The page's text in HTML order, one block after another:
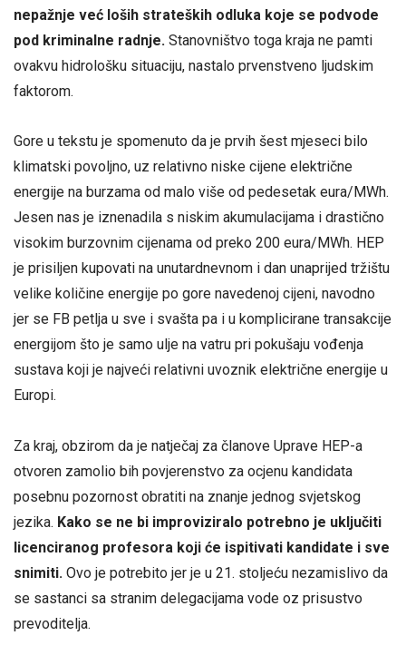
nepažnje već loših strateških odluka koje se podvode
pod kriminalne radnje. Stanovništvo toga kraja ne pamti
ovakvu hidrološku situaciju, nastalo prvenstveno ljudskim
faktorom.
Gore u tekstu je spomenuto da je prvih šest mjeseci bilo
klimatski povoljno, uz relativno niske cijene električne
energije na burzama od malo više od pedesetak eura/MWh.
Jesen nas je iznenadila s niskim akumulacijama i drastično
visokim burzovnim cijenama od preko 200 eura/MWh. HEP
je prisiljen kupovati na unutardnevnom i dan unaprijed tržištu
velike količine energije po gore navedenoj cijeni, navodno
jer se FB petlja u sve i svašta pa i u komplicirane transakcije
energijom što je samo ulje na vatru pri pokušaju vođenja
sustava koji je najveći relativni uvoznik električne energije u
Europi.
Za kraj, obzirom da je natječaj za članove Uprave HEP-a
otvoren zamolio bih povjerenstvo za ocjenu kandidata
posebnu pozornost obratiti na znanje jednog svjetskog
jezika. Kako se ne bi improviziralo potrebno je uključiti
licenciranog profesora koji će ispitivati kandidate i sve
snimiti. Ovo je potrebito jer je u 21. stoljeću nezamislivo da
se sastanci sa stranim delegacijama vode oz prisustvo
prevoditelja.